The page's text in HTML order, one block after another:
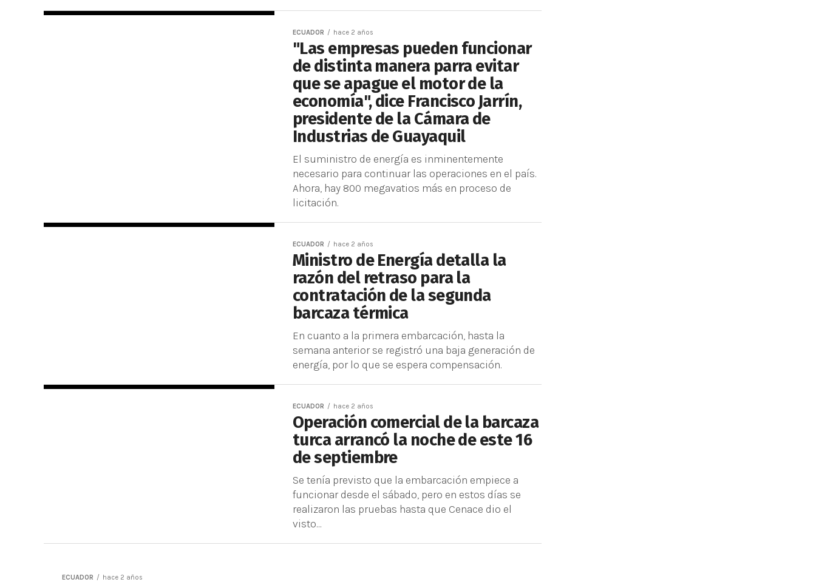
ECUADOR hace 2 años
"Las empresas pueden funcionar
de distinta manera parra evitar
que se apague el motor de la
economía", dice Francisco Jarrín,
presidente de la Cámara de
Industrias de Guayaquil
El suministro de energía es inminentemente
necesario para continuar las operaciones en el país.
Ahora, hay 800 megavatios más en proceso de
licitación.
ECUADOR hace 2 años
Ministro de Energía detalla la
razón del retraso para la
contratación de la segunda
barcaza térmica
En cuanto a la primera embarcación, hasta la
semana anterior se registró una baja generación de
energía, por lo que se espera compensación.
ECUADOR hace 2 años
Operación comercial de la barcaza
turca arrancó la noche de este 16
de septiembre
Se tenía previsto que la embarcación empiece a
funcionar desde el sábado, pero en estos días se
realizaron las pruebas hasta que Cenace dio el
visto...
ECUADOR hace 2 años